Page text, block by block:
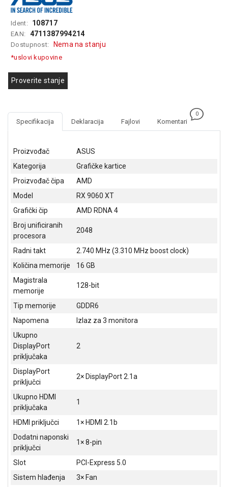
GAMING
ZAŠTITA
SOLARNI
MREŽNA
ŠTAMPAČI,
I KAMERE
GPS
VIDEO
SIGURNOSNA
OPREMA
KABLOVI I
ADAPTERI
KANCELARIJSKI
MATERIJAL
SVE
KUĆU
ŠKOLSKI
PRIBOR
BICIKLE
FITNES
ALAT I
BAŠTA
Ident: 108717
EAN: 4711387994214
Dostupnost: Nema na stanju
*uslovi kupovine
Proverite stanje
Specifikacija Deklaracija Fajlovi Komentari
0
Proizvođač
ASUS
Kategorija
Grafičke kartice
Proizvođač čipa
AMD
Model
RX 9060 XT
Grafički čip
AMD RDNA 4
Broj unificiranih
procesora
2048
Radni takt
2.740 MHz (3.310 MHz boost clock)
Količina memorije
16 GB
Magistrala
memorije
128-bit
Tip memorije
GDDR6
Napomena
Izlaz za 3 monitora
Ukupno
DisplayPort
priključaka
2
DisplayPort
priključci
2× DisplayPort 2.1a
Ukupno HDMI
priključaka
1
HDMI priključci
1× HDMI 2.1b
Dodatni naponski
priključci
1× 8-pin
Slot
PCI-Express 5.0
Sistem hlađenja
3× Fan